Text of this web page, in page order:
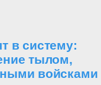
в систему:
тылом,
войсками